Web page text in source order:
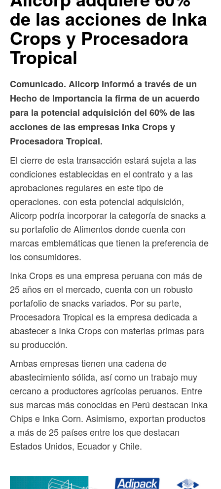
de las acciones de Inka
Crops y Procesadora
Tropical
Comunicado. Alicorp informó a través de un
Hecho de Importancia la firma de un acuerdo
para la potencial adquisición del 60% de las
acciones de las empresas Inka Crops y
Procesadora Tropical.
El cierre de esta transacción estará sujeta a las
condiciones establecidas en el contrato y a las
aprobaciones regulares en este tipo de
operaciones. con esta potencial adquisición,
Alicorp podría incorporar la categoría de snacks a
su portafolio de Alimentos donde cuenta con
marcas emblemáticas que tienen la preferencia de
los consumidores.
Inka Crops es una empresa peruana con más de
25 años en el mercado, cuenta con un robusto
portafolio de snacks variados. Por su parte,
Procesadora Tropical es la empresa dedicada a
abastecer a Inka Crops con materias primas para
su producción.
Ambas empresas tienen una cadena de
abastecimiento sólida, así como un trabajo muy
cercano a productores agrícolas peruanos. Entre
sus marcas más conocidas en Perú destacan Inka
Chips e Inka Corn. Asimismo, exportan productos
a más de 25 países entre los que destacan
Estados Unidos, Ecuador y Chile.